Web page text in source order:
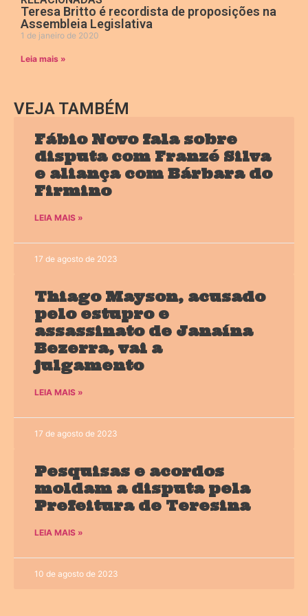
Teresa Britto é recordista de proposições na
Assembleia Legislativa
1 de janeiro de 2020
Leia mais »
VEJA TAMBÉM
Fábio Novo fala sobre
disputa com Franzé Silva
e aliança com Bárbara do
Firmino
LEIA MAIS »
17 de agosto de 2023
Thiago Mayson, acusado
pelo estupro e
assassinato de Janaína
Bezerra, vai a
julgamento
LEIA MAIS »
17 de agosto de 2023
Pesquisas e acordos
moldam a disputa pela
Prefeitura de Teresina
LEIA MAIS »
10 de agosto de 2023